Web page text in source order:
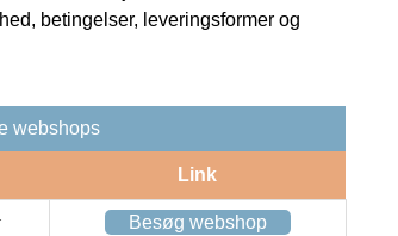
betingelser, leveringsformer og
webshops
Link
Besøg webshop